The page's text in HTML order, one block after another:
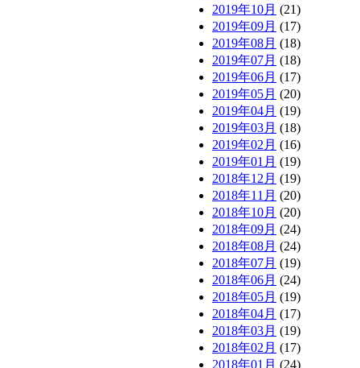
2019年10月 (21)
2019年09月 (17)
2019年08月 (18)
2019年07月 (18)
2019年06月 (17)
2019年05月 (20)
2019年04月 (19)
2019年03月 (18)
2019年02月 (16)
2019年01月 (19)
2018年12月 (19)
2018年11月 (20)
2018年10月 (20)
2018年09月 (24)
2018年08月 (24)
2018年07月 (19)
2018年06月 (24)
2018年05月 (19)
2018年04月 (17)
2018年03月 (19)
2018年02月 (17)
2018年01月 (24)